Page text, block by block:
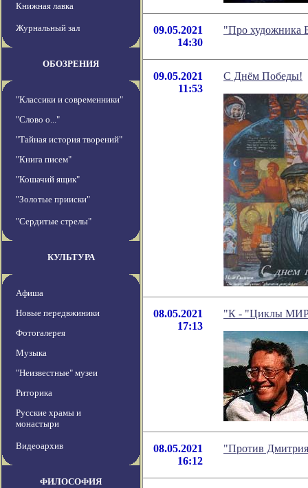
Книжная лавка
Журнальный зал
ОБОЗРЕНИЯ
"Классики и современники"
"Слово о..."
"Тайная история творений"
"Книга писем"
"Кошачий ящик"
"Золотые прииски"
"Сердитые стрелы"
КУЛЬТУРА
Афиша
Новые передвжиники
Фотогалерея
Музыка
"Неизвестные" музеи
Риторика
Русские храмы и
монастыри
Видеоархив
ФИЛОСОФИЯ
09.05.2021
14:30
"Про художника
09.05.2021
11:53
С Днём Победы!
08.05.2021
17:13
"К - "Циклы
08.05.2021
16:12
"Против